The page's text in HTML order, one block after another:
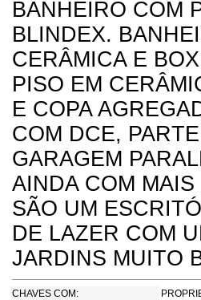
BANHEIRO COM
BLINDEX.
CERÂMICA E
PISO EM
E COPA
COM DCE,
GARAGEM
AINDA COM
SÃO UM
DE LAZER COM
JARDINS MUITO
CHAVES COM: